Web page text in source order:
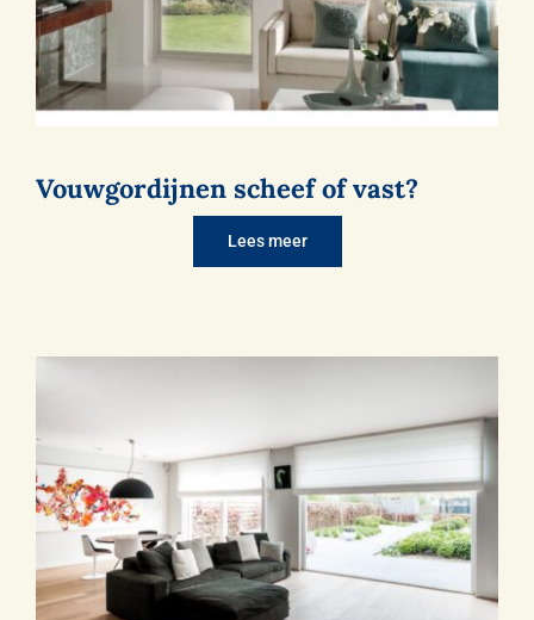
Vouwgordijnen scheef of vast?
Lees meer